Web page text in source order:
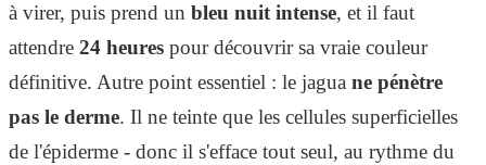
à virer, puis prend un bleu nuit intense, et il faut
attendre 24 heures pour découvrir sa vraie couleur
définitive. Autre point essentiel : le jagua ne pénètre
pas le derme. Il ne teinte que les cellules superficielles
de l'épiderme - donc il s'efface tout seul, au rythme du